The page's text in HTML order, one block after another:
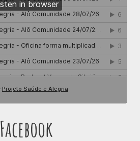
Facebook